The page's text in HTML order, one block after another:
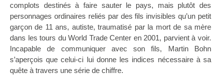
complots destinés à faire sauter le pays, mais plutôt des
personnages ordinaires reliés par des fils invisibles qu’un petit
garçon de 11 ans, autiste, traumatisé par la mort de sa mère
dans les tours du World Trade Center en 2001, parvient à voir.
Incapable de communiquer avec son fils, Martin Bohn
s’aperçois que celui-ci lui donne les indices nécessaire à sa
quête à travers une série de chiffre.